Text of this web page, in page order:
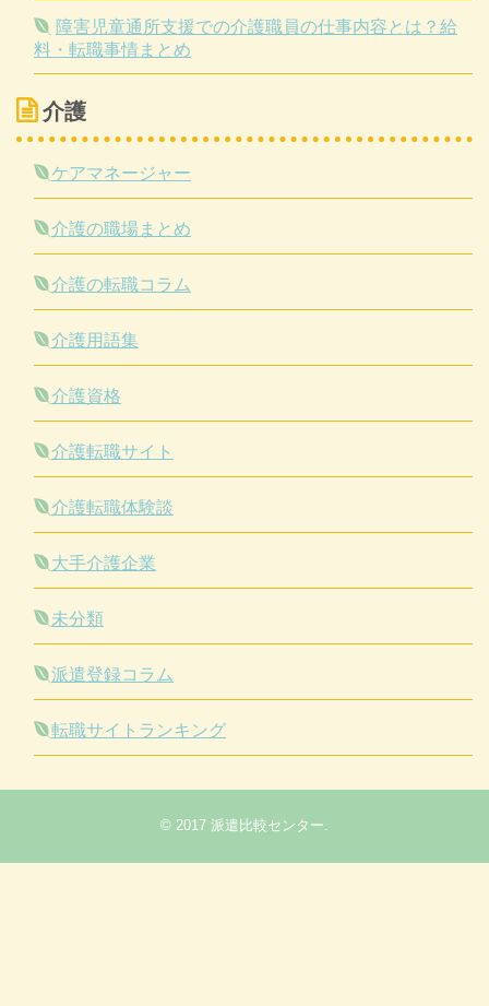
障害児童通所支援での介護職員の仕事内容とは？給
料・転職事情まとめ
介護
ケアマネージャー
介護の職場まとめ
介護の転職コラム
介護用語集
介護資格
介護転職サイト
介護転職体験談
大手介護企業
未分類
派遣登録コラム
転職サイトランキング
© 2017 派遣比較センター.